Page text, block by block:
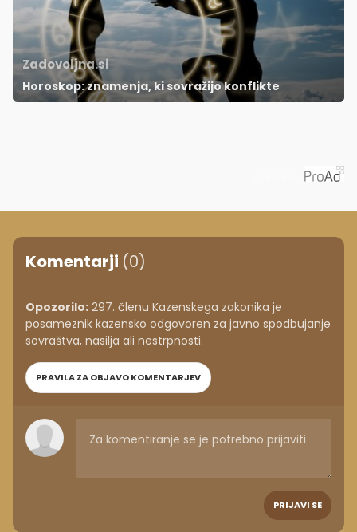
Zadovoljna.si
Horoskop: znamenja, ki sovražijo konflikte
Komentarji (0)
Opozorilo: 297. členu Kazenskega zakonika je
posameznik kazensko odgovoren za javno spodbujanje
sovraštva, nasilja ali nestrpnosti.
PRAVILA ZA OBJAVO KOMENTARJEV
PRIJAVI SE